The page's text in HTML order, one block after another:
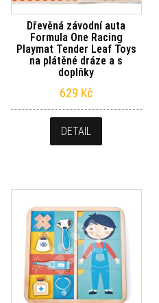
Dřevěná závodní auta
Formula One Racing
Playmat Tender Leaf Toys
na plátěné dráze a s
doplňky
629 Kč
DETAIL